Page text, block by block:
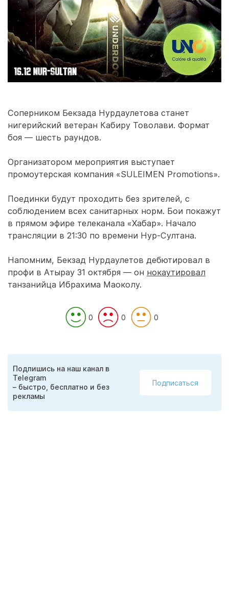
Соперником Бекзада Нурдаулетова станет
нигерийский ветеран Кабиру Товолави. Формат
боя — шесть раундов.
Организатором мероприятия выступает
промоутерская компания «SULEIMEN Promotions».
Поединки будут проходить без зрителей, с
соблюдением всех санитарных норм. Бои покажут
в прямом эфире телеканала «Хабар». Начало
трансляции в 21:30 по времени Нур-Султана.
Напомним, Бекзад Нурдаулетов дебютировал в
профи в Атырау 31 октября — он нокаутировал
танзанийца Ибрахима Маоколу.
0 0 0
Подпишись на наш канал в
Telegram
– быстро, бесплатно и без
рекламы
Подписаться